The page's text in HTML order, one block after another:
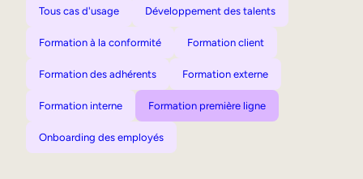
Tous cas d'usage Développement des talents
Formation à la conformité Formation client
Formation des adhérents Formation externe
Formation interne Formation première ligne
Onboarding des employés